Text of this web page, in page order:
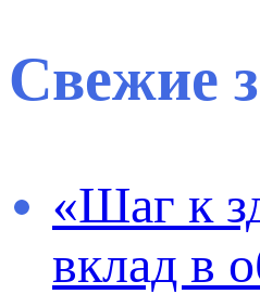
Свежие
«Шаг к
вклад в